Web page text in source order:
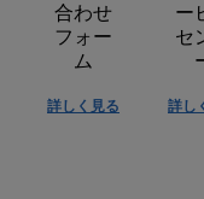
合わせ
フォー
ム
詳しく見る
ー
セ
詳し